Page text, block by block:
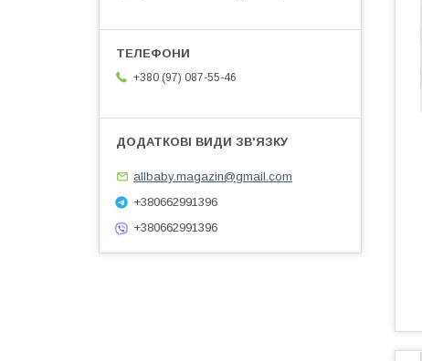
+380 (97) 087-55-46
allbaby.magazin@gmail.com
+380662991396
+380662991396